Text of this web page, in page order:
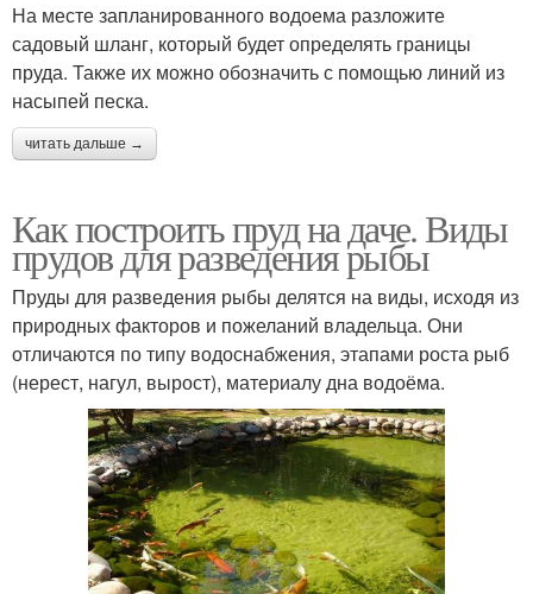
На месте запланированного водоема разложите
садовый шланг, который будет определять границы
пруда. Также их можно обозначить с помощью линий из
насыпей песка.
читать дальше →
Как построить пруд на даче. Виды
прудов для разведения рыбы
Пруды для разведения рыбы делятся на виды, исходя из
природных факторов и пожеланий владельца. Они
отличаются по типу водоснабжения, этапами роста рыб
(нерест, нагул, вырост), материалу дна водоёма.